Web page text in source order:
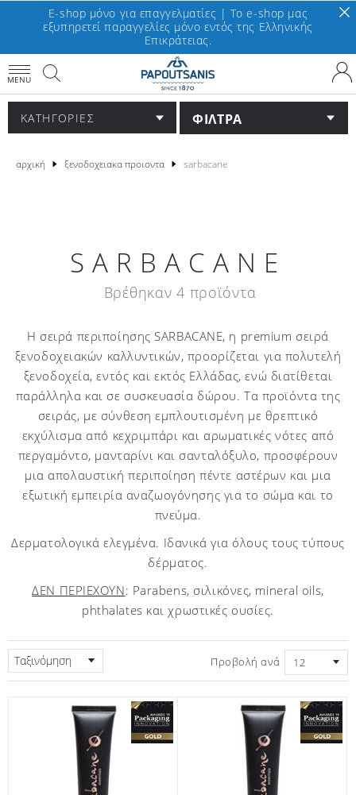
E-shop μόνο για επαγγελματίες | To e-shop μας
εξυπηρετεί παραγγελίες μόνο εντός της Ελληνικής
Επικράτειας.
MENU
ΚΑΤΗΓΟΡΙΕΣ ΦΙΛΤΡΑ
αρχική ξενοδοχειακα προιοντα sarbacane
SARBACANE
Βρέθηκαν 4 προϊόντα
Η σειρά περιποίησης SARBACANE, η premium σειρά
ξενοδοχειακών καλλυντικών, προορίζεται για πολυτελή
ξενοδοχεία, εντός και εκτός Ελλάδας, ενώ διατίθεται
παράλληλα και σε συσκευασία δώρου. Τα προϊόντα της
σειράς, με σύνθεση εμπλουτισμένη με θρεπτικό
εκχύλισμα από κεχριμπάρι και αρωματικές νότες από
περγαμόντο, μανταρίνι και σανταλόξυλο, προσφέρουν
μια απολαυστική περιποίηση πέντε αστέρων και μια
εξωτική εμπειρία αναζωογόνησης για το σώμα και το
πνεύμα.
Δερματολογικά ελεγμένα. Ιδανικά για όλους τους τύπους
δέρματος.
ΔΕΝ ΠΕΡΙΕΧΟΥΝ: Parabens, σιλικόνες, mineral oils,
phthalates και χρωστικές ουσίες.
Ταξινόμηση Προβολή ανά